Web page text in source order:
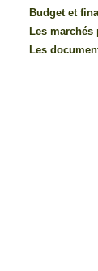
Budget et
Les marchés
Les